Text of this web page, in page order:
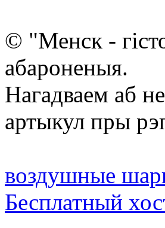
© "Менск -
абароненыя.
Нагадваем аб
артыкул пры
воздушные
Бесплатный